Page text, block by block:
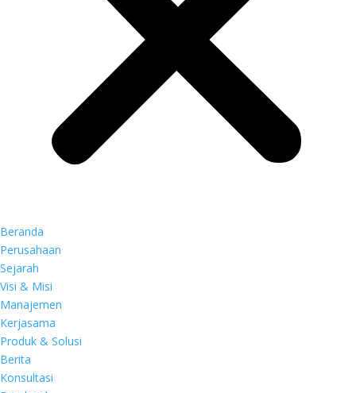
Beranda
Perusahaan
Sejarah
Visi & Misi
Manajemen
Kerjasama
Produk & Solusi
Berita
Konsultasi